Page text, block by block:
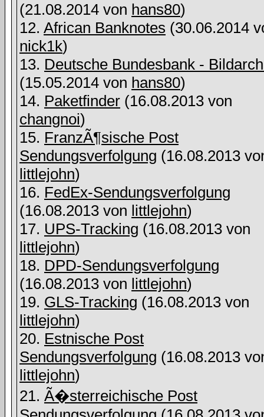
(21.08.2014 von hans80)
12. African Banknotes (30.06.2014
nick1k)
13. Deutsche Bundesbank -
(15.05.2014 von hans80)
14. Paketfinder (16.08.2013 von
changnoi)
15. FranzÃ¶sische Post
Sendungsverfolgung (16.08.2013
littlejohn)
16. FedEx-Sendungsverfolgung
(16.08.2013 von littlejohn)
17. UPS-Tracking (16.08.2013 von
littlejohn)
18. DPD-Sendungsverfolgung
(16.08.2013 von littlejohn)
19. GLS-Tracking (16.08.2013 von
littlejohn)
20. Estnische Post
Sendungsverfolgung (16.08.2013
littlejohn)
21. Ã�sterreichische Post